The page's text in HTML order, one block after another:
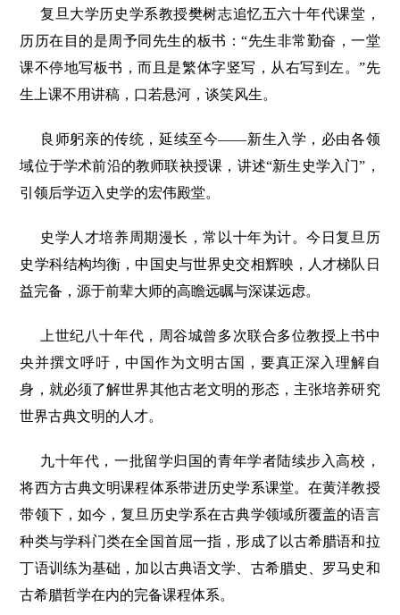
复旦大学历史学系教授樊树志追忆五六十年代课堂，
历历在目的是周予同先生的板书：“先生非常勤奋，一堂
课不停地写板书，而且是繁体字竖写，从右写到左。”先
生上课不用讲稿，口若悬河，谈笑风生。
良师躬亲的传统，延续至今——新生入学，必由各领
域位于学术前沿的教师联袂授课，讲述“新生史学入门”，
引领后学迈入史学的宏伟殿堂。
史学人才培养周期漫长，常以十年为计。今日复旦历
史学科结构均衡，中国史与世界史交相辉映，人才梯队日
益完备，源于前辈大师的高瞻远瞩与深谋远虑。
上世纪八十年代，周谷城曾多次联合多位教授上书中
央并撰文呼吁，中国作为文明古国，要真正深入理解自
身，就必须了解世界其他古老文明的形态，主张培养研究
世界古典文明的人才。
九十年代，一批留学归国的青年学者陆续步入高校，
将西方古典文明课程体系带进历史学系课堂。在黄洋教授
带领下，如今，复旦历史学系在古典学领域所覆盖的语言
种类与学科门类在全国首屈一指，形成了以古希腊语和拉
丁语训练为基础，加以古典语文学、古希腊史、罗马史和
古希腊哲学在内的完备课程体系。